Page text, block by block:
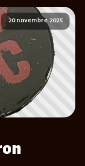
20 novembre 2025